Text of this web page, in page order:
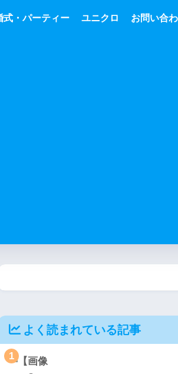
式・パーティー ユニクロ お問い合
よく読まれている記事
1